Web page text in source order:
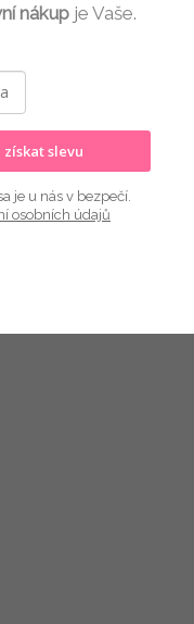
na našem eshopu!
přání českou poštou
nákupje Vaše.
slevu
je u nás v bezpečí.
osobních údajů